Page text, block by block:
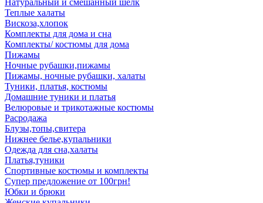
Натуральный и смешанный шелк
Теплые халаты
Вискоза,хлопок
Комплекты для дома и сна
Комплекты/ костюмы для дома
Пижамы
Ночные рубашки,пижамы
Пижамы, ночные рубашки, халаты
Туники, платья, костюмы
Домашние туники и платья
Велюровые и трикотажные костюмы
Расродажа
Блузы,топы,свитера
Нижнее белье,купальники
Одежда для сна,халаты
Платья,туники
Спортивные костюмы и комплекты
Супер предложение от 100грн!
Юбки и брюки